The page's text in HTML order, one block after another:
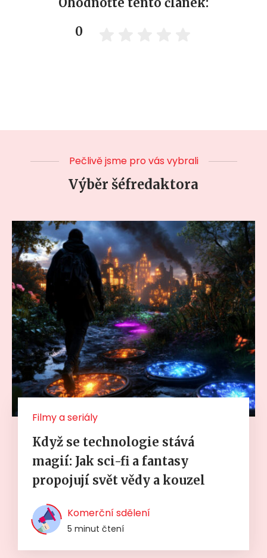
0
Pečlivě jsme pro vás vybrali
Výběr šéfredaktora
Filmy a seriály
Když se technologie stává
magií: Jak sci-fi a fantasy
propojují svět vědy a kouzel
Komerční sdělení
5 minut čtení